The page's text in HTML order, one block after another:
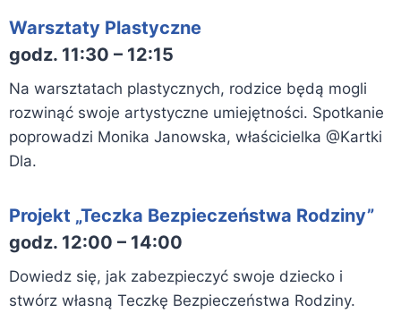
Warsztaty Plastyczne
godz. 11:30 – 12:15
Na warsztatach plastycznych, rodzice będą mogli
rozwinąć swoje artystyczne umiejętności. Spotkanie
poprowadzi Monika Janowska, właścicielka @Kartki
Dla.
Projekt „Teczka Bezpieczeństwa Rodziny”
godz. 12:00 – 14:00
Dowiedz się, jak zabezpieczyć swoje dziecko i
stwórz własną Teczkę Bezpieczeństwa Rodziny.